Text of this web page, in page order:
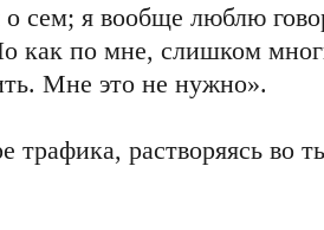
о сем; я вообще люблю
как по мне, слишком
Мне это не нужно».
трафика, растворяясь во